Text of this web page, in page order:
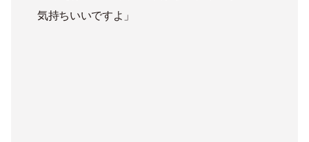
気持ちいいですよ」